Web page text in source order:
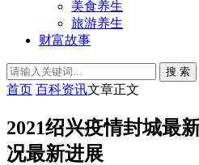
美食养生
旅游养生
财富故事
搜 索
首页 百科资讯文章正文
2021绍兴疫情封城最
况最新进展